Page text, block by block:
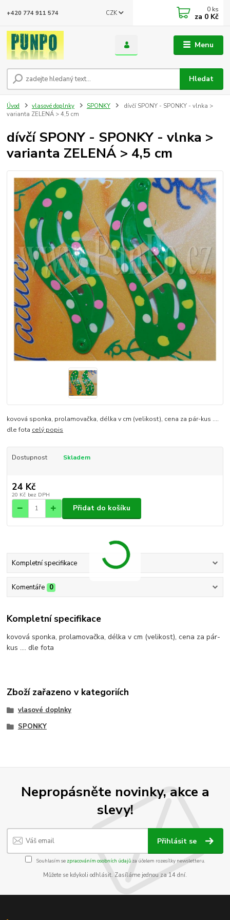
Menu
CZK
Hledat
+420 774 911 574 0 ks
za 0 Kč
Úvod vlasové doplnky SPONKY
dívčí SPONY - SPONKY - vlnka >
varianta ZELENÁ > 4,5 cm
dívčí SPONY - SPONKY - vlnka >
varianta ZELENÁ > 4,5 cm
kovová sponka, prolamovačka, délka v cm (velikost), cena za pár-kus ....
dle fota celý popis
Dostupnost Skladem
24 Kč
20 Kč bez DPH
Přidat do košíku
Kompletní specifikace
Komentáře 0
Kompletní specifikace
kovová sponka, prolamovačka, délka v cm (velikost), cena za pár-
kus .... dle fota
Zboží zařazeno v kategoriích
vlasové doplnky
SPONKY
Nepropásněte novinky, akce a
slevy!
Přihlásit se
Souhlasím se zpracováním osobních údajůza účelem rozesílky newsletteru.
Můžete se kdykoli odhlásit. Zasíláme jednou za 14 dní.